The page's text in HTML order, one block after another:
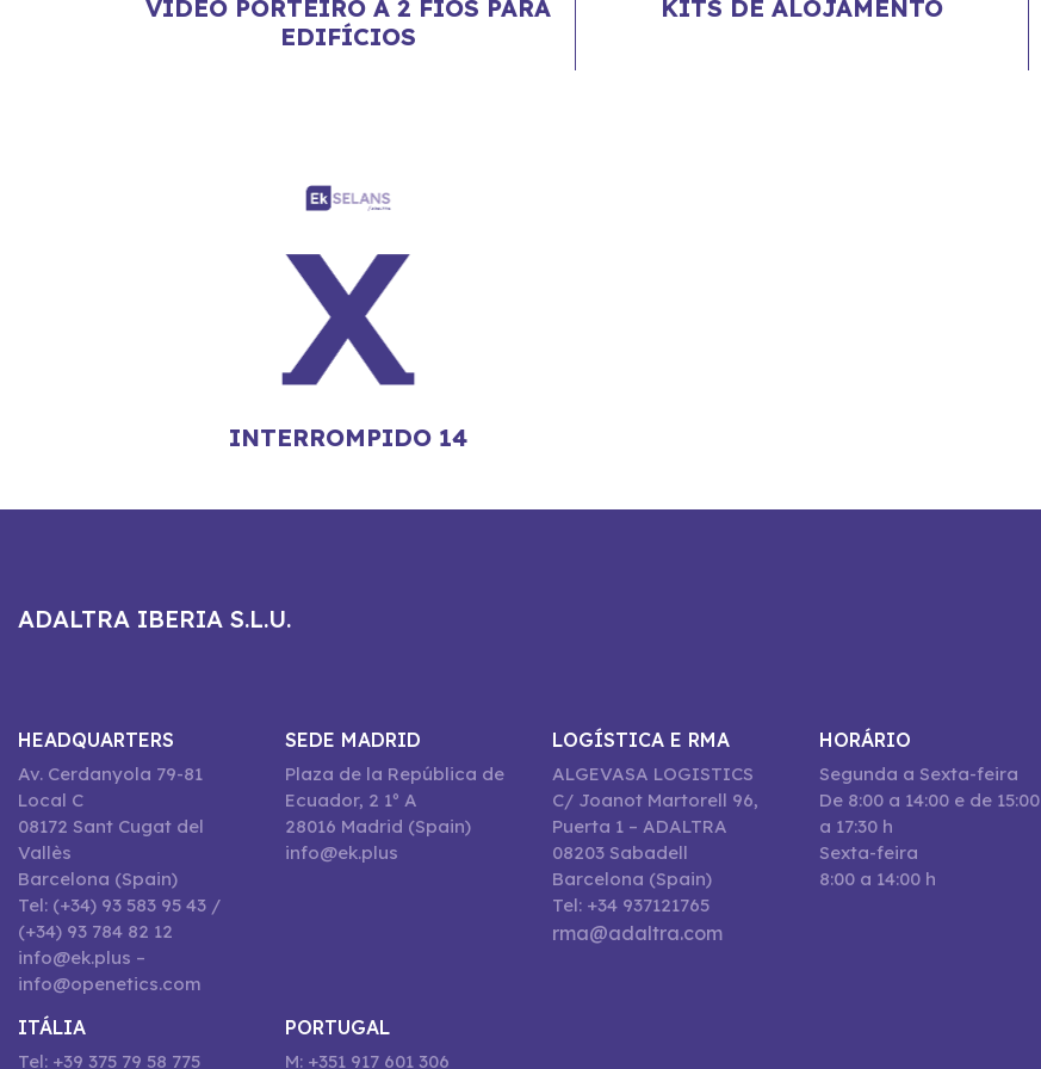
VÍDEO PORTEIRO A 2 FIOS PARA
EDIFÍCIOS
KITS DE ALOJAMENTO
INTERROMPIDO 14
ADALTRA IBERIA S.L.U.
HEADQUARTERS
Av. Cerdanyola 79-81
Local C
08172 Sant Cugat del
Vallès
Barcelona (Spain)
Tel: (+34) 93 583 95 43 /
(+34) 93 784 82 12
info@ek.plus –
info@openetics.com
SEDE MADRID
Plaza de la República de
Ecuador, 2 1º A
28016 Madrid (Spain)
info@ek.plus
LOGÍSTICA E RMA
ALGEVASA LOGISTICS
C/ Joanot Martorell 96,
Puerta 1 – ADALTRA
08203 Sabadell
Barcelona (Spain)
Tel: +34 937121765
rma@adaltra.com
HORÁRIO
Segunda a Sexta-feira
De 8:00 a 14:00 e de 15:00
a 17:30 h
Sexta-feira
8:00 a 14:00 h
ITÁLIA
Tel: +39 375 79 58 775
PORTUGAL
M: +351 917 601 306